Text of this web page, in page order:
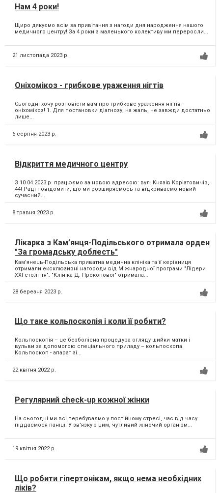
Нам 4 роки!
Щиро дякуємо всім за привітання з нагоди дня народження нашого
медичного центру! За 4 роки з маленького колективу ми переросли...
21 листопада 2023 р.
Оніхомікоз - грибкове ураження нігтів
Сьогодні хочу розповісти вам про грибкове ураження нігтів -
оніхомікоз! 1. Для постановки діагнозу, на жаль, не завжди достатньо
лише...
6 серпня 2023 р.
Відкриття медичного центру
З 10.04.2023 р. працюємо за новою адресою: вул. Князів Коріатовичів,
44! Раді повідомити, що ми розширяємось та відкриваємо новий
сучасний...
8 травня 2023 р.
Лікарка з Кам’янця-Подільського отримала орден
"За громадську доблесть"
Кам’янець-Подільська приватна медична клініка та її керівниця
отримали ексклюзивні нагороди від Міжнародної програми "Лідери
XXI століття". "Клініка Д. Прокопової" отримала...
28 березня 2023 р.
Що таке кольпоскопія і коли її робити?
Кольпоскопія – це безболісна процедура огляду шийки матки і
вульви за допомогою спеціального приладу – кольпоскопа.
Кольпоскоп - апарат зі...
22 квітня 2022 р.
Регулярний check-up кожної жінки
На сьогодні ми всі перебуваємо у постійному стресі, час від часу
піддаємося паніці. У зв'язку з цим, чутливий жіночий організм...
19 квітня 2022 р.
Що робити гіпертонікам, якщо нема необхідних
ліків?